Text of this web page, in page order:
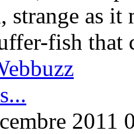
strange as it
fish that
2011